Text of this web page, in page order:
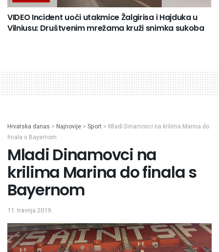
VIDEO Incident uoči utakmice Žalgirisa i Hajduka u
Vilniusu: Društvenim mrežama kruži snimka sukoba
Hrvatska danas > Najnovije > Sport > Mladi Dinamovci na krilima Marina do
finala s Bayernom
Mladi Dinamovci na
krilima Marina do finala s
Bayernom
11. travnja 2019.